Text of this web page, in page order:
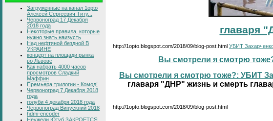
Загруженные на канал 1opto
Алексей Сергеевич Титу...
Червоноград 17 Декабря
2018 года
Некоторые правила, которые
нужно знать наизусть
Над нефтяной бездной В
УКРАИНЕ
концерт на площади рынка
во Львове
Как набрать 4000 часов
просмотров Сладкий
Маффин
Премьера трилогии - Комод!
Червоноград 7 Декабря 2018
года
голуби 4 декабря 2018 года
Червоноград Випускний 2018
hdmi-encoder
Неужели Ютуб ЗАКРОЕТСЯ
главаря
http://1opto.blogspot.com/2018/09/blog-post.html УБИТ
Вы смотрели я смотрю
Вы смотрели я смотрю тоже?: УБИТ
главаря "ДНР" жизнь и смерть
http://1opto.blogspot.com/2018/09/blog-post.html